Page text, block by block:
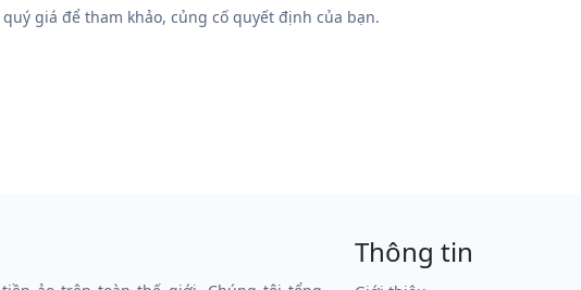
giá để tham khảo, củng cố quyết định của bạn.
Thông tin